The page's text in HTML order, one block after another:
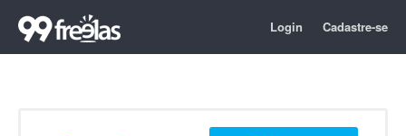
Login Cadastre-se